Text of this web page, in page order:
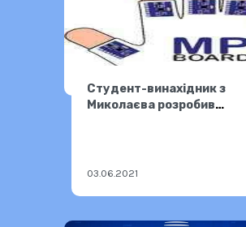
Студент-винахідник з
Миколаєва розробив
03.06.2021